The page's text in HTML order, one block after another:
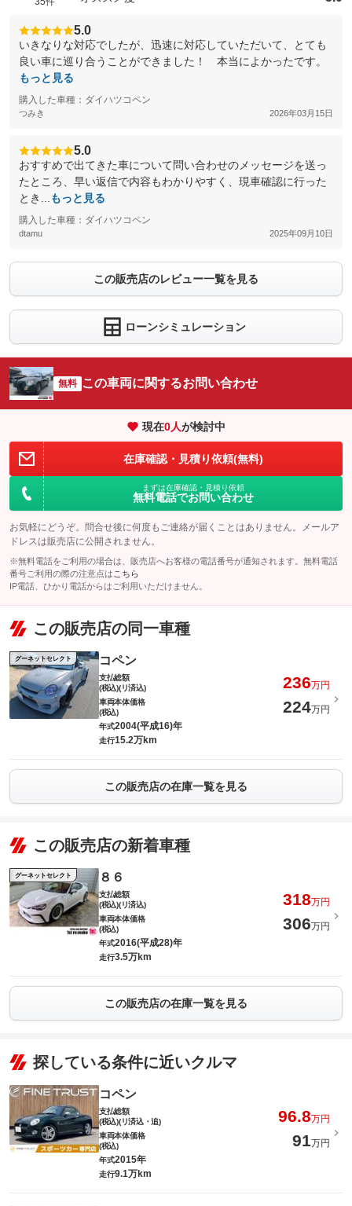
5.0
いきなりな対応でしたが、迅速に対応していただいて、とても
良い車に巡り合うことができました！ 本当によかったです。
もっと見る
購入した車種：ダイハツコペン
つみき 2026年03月15日
5.0
おすすめで出てきた車について問い合わせのメッセージを送っ
たところ、早い返信で内容もわかりやすく、現車確認に行った
とき...
もっと見る
購入した車種：ダイハツコペン
dtamu 2025年09月10日
この販売店のレビュー一覧を見る
ローンシミュレーション
無料 この車両に関するお問い合わせ
現在0人が検討中
在庫確認・見積り依頼(無料)
まずは在庫確認・見積り依頼
無料電話でお問い合わせ
お気軽にどうぞ。問合せ後に何度もご連絡が届くことはありません。メールア
ドレスは販売店に公開されません。
※無料電話をご利用の場合は、販売店へお客様の電話番号が通知されます。無料電話
番号ご利用の際の注意点は こちら
IP電話、ひかり電話からはご利用いただけません。
この販売店の同一車種
グーネットセレクト コペン
支払総額
(税込)(リ済込)
236万円
車両本体価格
(税込)
224万円
年式2004(平成16)年
走行15.2万km
この販売店の在庫一覧を見る
この販売店の新着車種
グーネットセレクト ８６
支払総額
(税込)(リ済込)
318万円
車両本体価格
(税込)
306万円
年式2016(平成28)年
走行3.5万km
この販売店の在庫一覧を見る
探している条件に近いクルマ
コペン
支払総額
(税込)(リ済込・追)
96.8万円
車両本体価格
(税込)
91万円
年式2015年
走行9.1万km